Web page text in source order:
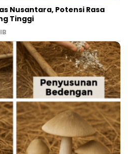
Nusantara, Potensi Rasa
Tinggi